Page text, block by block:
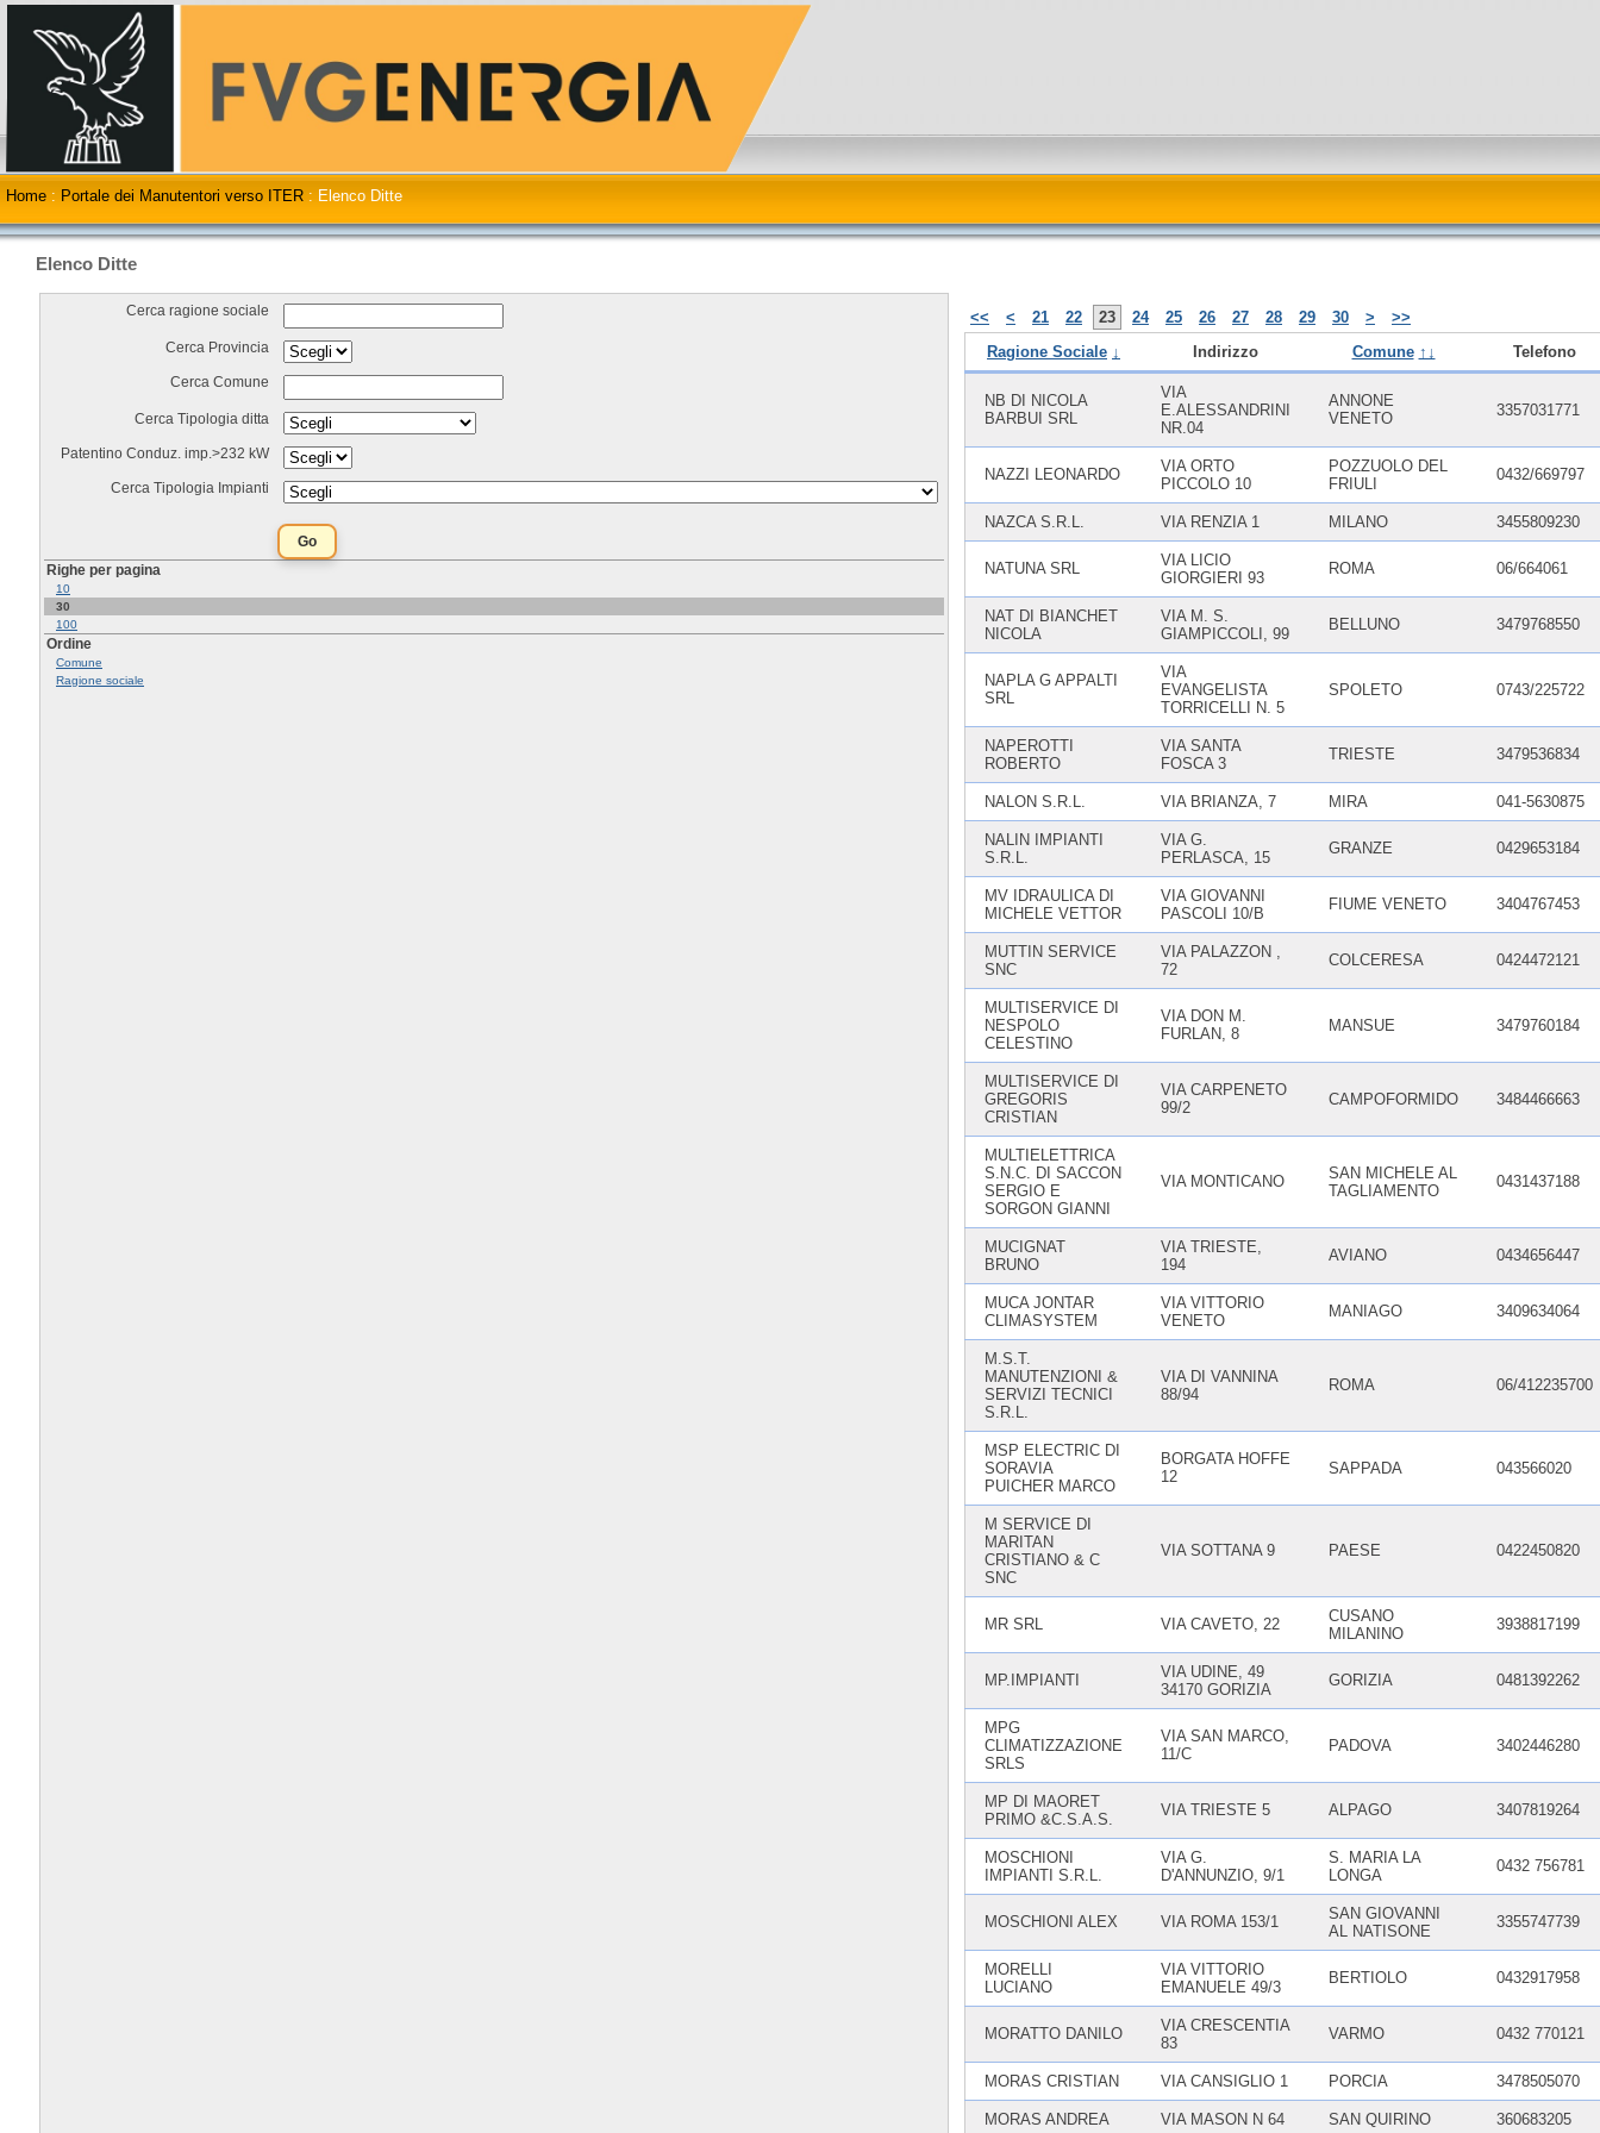
Home : Portale dei Manutentori verso ITER : Elenco Ditte
Elenco Ditte
Cerca ragione sociale
Cerca Provincia
Cerca Comune
Cerca Tipologia ditta
Patentino Conduz. imp.>232 kW
Cerca Tipologia Impianti
Righe per pagina
10
30
100
Ordine
Comune
Ragione sociale
<< < 21 22 23 24 25 26 27 28 29 30 >
>>
Ragione Sociale ↓ Indirizzo Comune ↑↓ Telefono
NB DI NICOLA
BARBUI SRL
VIA
E.ALESSANDRINI
NR.04
ANNONE
VENETO
3357031771
NAZZI LEONARDO
VIA ORTO
PICCOLO 10
POZZUOLO DEL
FRIULI
0432/669797
NAZCA S.R.L. VIA RENZIA 1 MILANO 3455809230
NATUNA SRL
VIA LICIO
GIORGIERI 93
ROMA 06/664061
NAT DI BIANCHET
NICOLA
VIA M. S.
GIAMPICCOLI, 99
BELLUNO 3479768550
NAPLA G APPALTI
SRL
VIA
EVANGELISTA
TORRICELLI N. 5
SPOLETO 0743/225722
NAPEROTTI
ROBERTO
VIA SANTA
FOSCA 3
TRIESTE 3479536834
NALON S.R.L. VIA BRIANZA, 7 MIRA 041-5630875
NALIN IMPIANTI
S.R.L.
VIA G.
PERLASCA, 15
GRANZE 0429653184
MV IDRAULICA DI
MICHELE VETTOR
VIA GIOVANNI
PASCOLI 10/B
FIUME VENETO 3404767453
MUTTIN SERVICE
SNC
VIA PALAZZON ,
72
COLCERESA 0424472121
MULTISERVICE DI
NESPOLO
CELESTINO
VIA DON M.
FURLAN, 8
MANSUE 3479760184
MULTISERVICE DI
GREGORIS
CRISTIAN
VIA CARPENETO
99/2
CAMPOFORMIDO 3484466663
MULTIELETTRICA
S.N.C. DI SACCON
SERGIO E
SORGON GIANNI
VIA MONTICANO
SAN MICHELE AL
TAGLIAMENTO
0431437188
MUCIGNAT
BRUNO
VIA TRIESTE,
194
AVIANO 0434656447
MUCA JONTAR
CLIMASYSTEM
VIA VITTORIO
VENETO
MANIAGO 3409634064
M.S.T.
MANUTENZIONI &
SERVIZI TECNICI
S.R.L.
VIA DI VANNINA
88/94
ROMA 06/412235700
MSP ELECTRIC DI
SORAVIA
PUICHER MARCO
BORGATA HOFFE
12
SAPPADA 043566020
M SERVICE DI
MARITAN
CRISTIANO & C
SNC
VIA SOTTANA 9 PAESE 0422450820
MR SRL VIA CAVETO, 22
CUSANO
MILANINO
3938817199
MP.IMPIANTI
VIA UDINE, 49
34170 GORIZIA
GORIZIA 0481392262
MPG
CLIMATIZZAZIONE
SRLS
VIA SAN MARCO,
11/C
PADOVA 3402446280
MP DI MAORET
PRIMO &C.S.A.S.
VIA TRIESTE 5 ALPAGO 3407819264
MOSCHIONI
IMPIANTI S.R.L.
VIA G.
D'ANNUNZIO, 9/1
S. MARIA LA
LONGA
0432 756781
MOSCHIONI ALEX VIA ROMA 153/1
SAN GIOVANNI
AL NATISONE
3355747739
MORELLI
LUCIANO
VIA VITTORIO
EMANUELE 49/3
BERTIOLO 0432917958
MORATTO DANILO
VIA CRESCENTIA
83
VARMO 0432 770121
MORAS CRISTIAN VIA CANSIGLIO 1 PORCIA 3478505070
MORAS ANDREA VIA MASON N 64 SAN QUIRINO 360683205